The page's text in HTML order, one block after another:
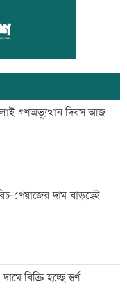
সাবেক সেনাসদস্য
নির্দেশ
ঢাকা ব্যাংকের ৪ কর্মকর্তার
দেশে প্রথম সবুজ বিপ্লবের
পরিবেশমন্ত্রী
লটারিতে
গণঅভ্যুত্থান দিবস আজ
পেয়াজের দাম বাড়ছেই
বিক্রি হচ্ছে স্বর্ণ